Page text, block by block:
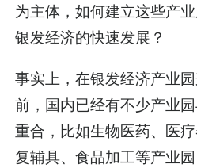
为主体，如何建立这些产
银发经济的快速发展？
事实上，在银发经济产业
前，国内已经有不少产业
重合，比如生物医药、医
复辅具、食品加工等产业